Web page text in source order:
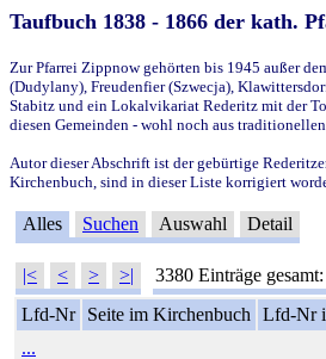
Taufbuch 1838 - 1866 der kath.
Zur Pfarrei Zippnow gehörten bis 1945 außer
(Dudylany), Freudenfier (Szwecja),
Stabitz und ein Lokalvikariat Rederitz mit der
diesen Gemeinden - wohl noch aus
Autor dieser Abschrift ist der gebürtige
Kirchenbuch, sind in dieser Liste korrigiert
Alles Suchen Auswahl Detail
|< < > >| 3380 Einträge gesamt:
Lfd-Nr
Seite im Kirchenbuch Lfd-Nr
...